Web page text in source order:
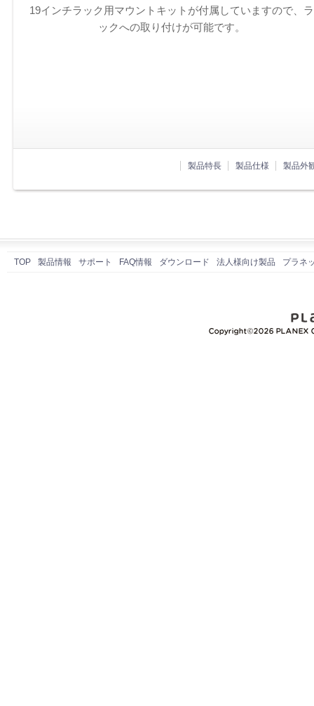
19インチラック用マウントキットが付属していますので、ラ
ックへの取り付けが可能です。
製品特長 製品仕様 製品外
TOP 製品情報 サポート FAQ情報 ダウンロード 法人様向け製品 プラネ